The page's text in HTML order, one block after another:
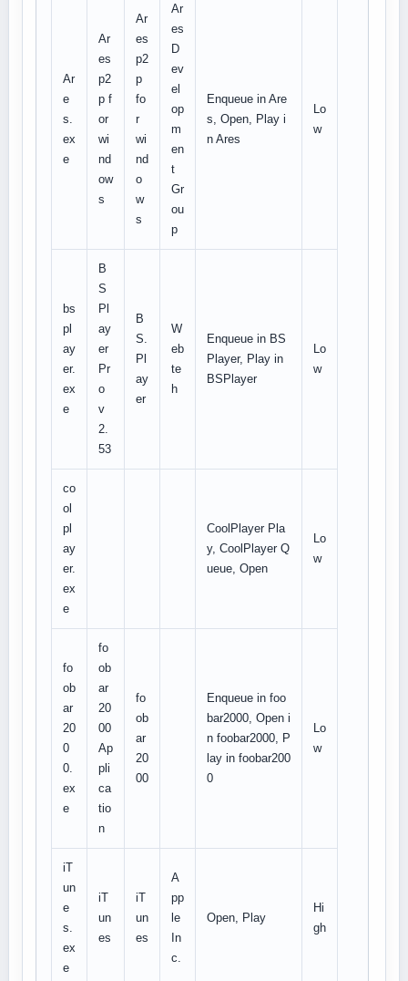
Ar
e
s.
ex
e
Ar
es
p2
p f
or
wi
nd
ow
s
Ar
es
p2
p
fo
r
wi
nd
o
w
s
Ar
es
D
ev
el
op
m
en
t
Gr
ou
p
Enqueue in Are
s, Open, Play i
n Ares
Lo
w
bs
pl
ay
er.
ex
e
B
S
Pl
ay
er
Pr
o
v
2.
53
B
S.
Pl
ay
er
W
eb
te
h
Enqueue in BS
Player, Play in
BSPlayer
Lo
w
co
ol
pl
ay
er.
ex
e
CoolPlayer Pla
y, CoolPlayer Q
ueue, Open
Lo
w
fo
ob
ar
20
0
0.
ex
e
fo
ob
ar
20
00
Ap
pli
ca
tio
n
fo
ob
ar
20
00
Enqueue in foo
bar2000, Open i
n foobar2000, P
lay in foobar200
0
Lo
w
iT
un
e
s.
ex
e
iT
un
es
iT
un
es
A
pp
le
In
c.
Open, Play
Hi
gh